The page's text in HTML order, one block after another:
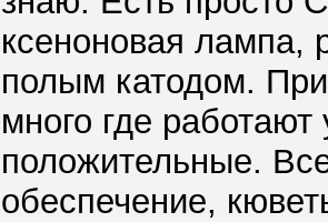
ксеноновая
полым катодом.
много где
положительные.
обеспечение,